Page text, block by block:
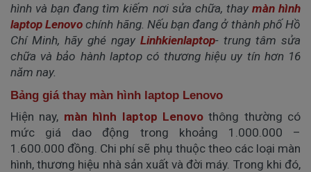
hình và bạn đang tìm kiếm nơi sửa chữa, thay màn hình
laptop Lenovochính hãng. Nếu bạn đang ở thành phố Hồ
Chí Minh, hãy ghé ngay Linhkienlaptop- trung tâm sửa
chữa và bảo hành laptop có thương hiệu uy tín hơn 16
năm nay.
Bảng giá thay màn hình laptop Lenovo
Hiện nay, màn hình laptop Lenovothông thường có
mức giá dao động trong khoảng 1.000.000 –
1.600.000 đồng. Chi phí sẽ phụ thuộc theo các loại màn
hình, thương hiệu nhà sản xuất và đời máy. Trong khi đó,